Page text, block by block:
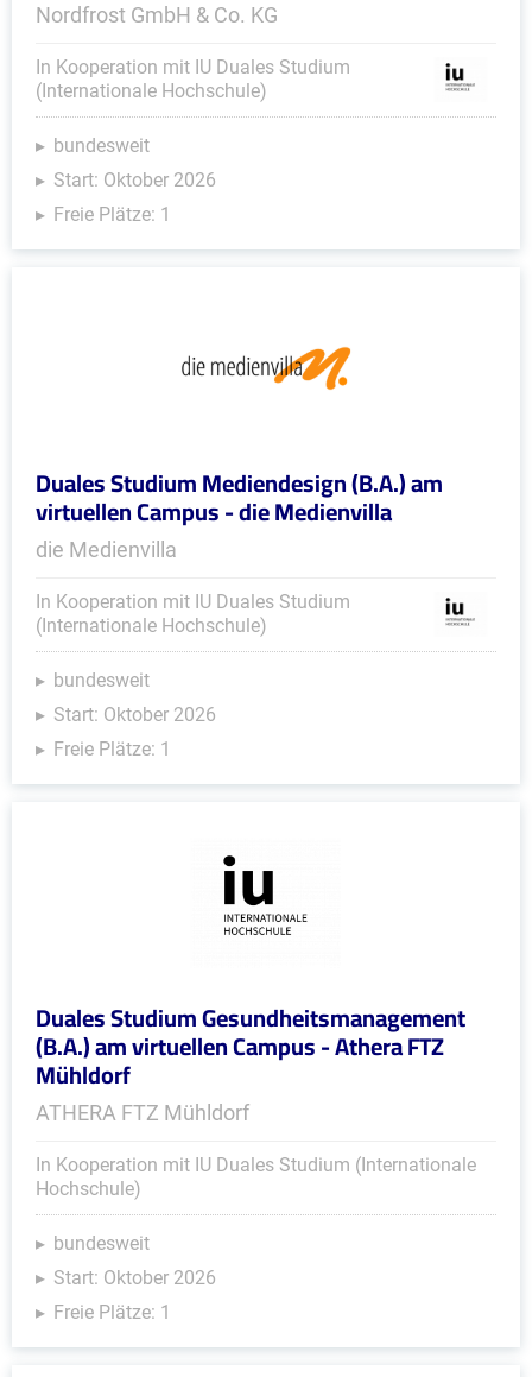
Nordfrost GmbH & Co. KG
In Kooperation mit IU Duales Studium
(Internationale Hochschule)
bundesweit
Start: Oktober 2026
Freie Plätze: 1
Duales Studium Mediendesign (B.A.) am
virtuellen Campus - die Medienvilla
die Medienvilla
In Kooperation mit IU Duales Studium
(Internationale Hochschule)
bundesweit
Start: Oktober 2026
Freie Plätze: 1
Duales Studium Gesundheitsmanagement
(B.A.) am virtuellen Campus - Athera FTZ
Mühldorf
ATHERA FTZ Mühldorf
In Kooperation mit IU Duales Studium (Internationale
Hochschule)
bundesweit
Start: Oktober 2026
Freie Plätze: 1